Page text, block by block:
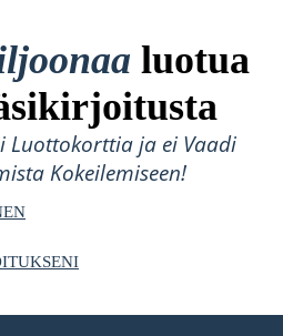
luotua
Luottokorttia ja ei Vaadi
Kokeilemiseen!